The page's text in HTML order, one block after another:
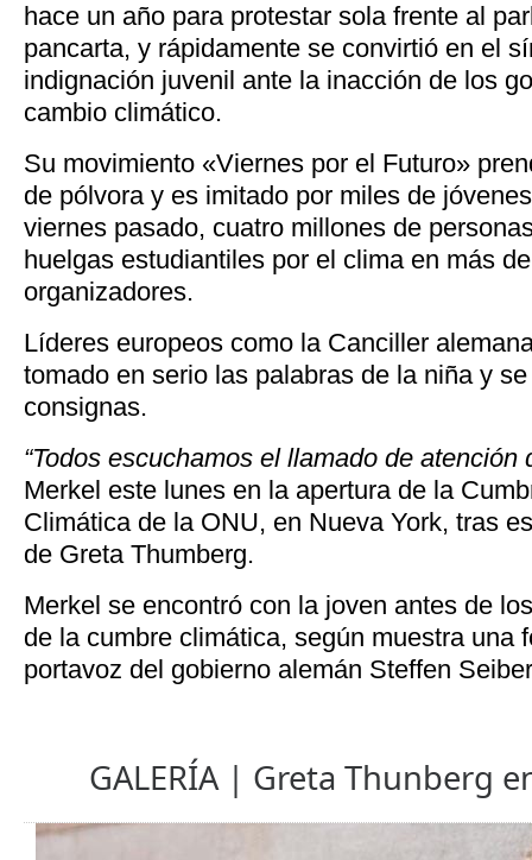
hace un año para protestar sola frente al
pancarta, y rápidamente se convirtió en el
indignación juvenil ante la inacción de los
cambio climático.
Su movimiento «Viernes por el Futuro»
de pólvora y es imitado por miles de
viernes pasado, cuatro millones de
huelgas estudiantiles por el clima en más
organizadores.
Líderes europeos como la Canciller
tomado en serio las palabras de la niña y
consignas.
“Todos escuchamos el llamado de atención
Merkel este lunes en la apertura de la
Climática de la ONU, en Nueva York, tras
de Greta Thumberg.
Merkel se encontró con la joven antes de
de la cumbre climática, según muestra una
portavoz del gobierno alemán Steffen
GALERÍA | Greta Thunberg